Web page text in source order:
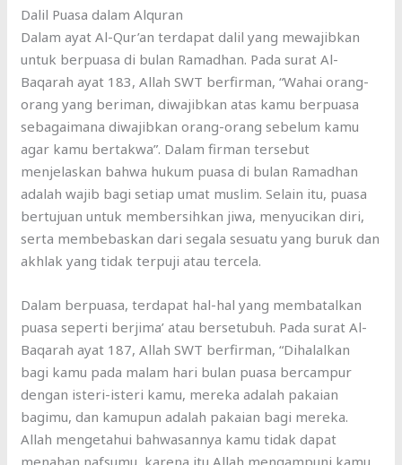
Dalil Puasa dalam Alquran
Dalam ayat Al-Qur’an terdapat dalil yang mewajibkan
untuk berpuasa di bulan Ramadhan. Pada surat Al-
Baqarah ayat 183, Allah SWT berfirman, “Wahai orang-
orang yang beriman, diwajibkan atas kamu berpuasa
sebagaimana diwajibkan orang-orang sebelum kamu
agar kamu bertakwa”. Dalam firman tersebut
menjelaskan bahwa hukum puasa di bulan Ramadhan
adalah wajib bagi setiap umat muslim. Selain itu, puasa
bertujuan untuk membersihkan jiwa, menyucikan diri,
serta membebaskan dari segala sesuatu yang buruk dan
akhlak yang tidak terpuji atau tercela.
Dalam berpuasa, terdapat hal-hal yang membatalkan
puasa seperti berjima’ atau bersetubuh. Pada surat Al-
Baqarah ayat 187, Allah SWT berfirman, “Dihalalkan
bagi kamu pada malam hari bulan puasa bercampur
dengan isteri-isteri kamu, mereka adalah pakaian
bagimu, dan kamupun adalah pakaian bagi mereka.
Allah mengetahui bahwasannya kamu tidak dapat